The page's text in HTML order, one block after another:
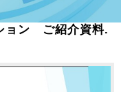
ョン　ご紹介資料.